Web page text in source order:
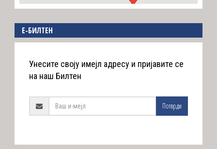
E-БИЛТЕН
Унесите своју имејл адресу и пријавите се
на наш Билтен
Потврди